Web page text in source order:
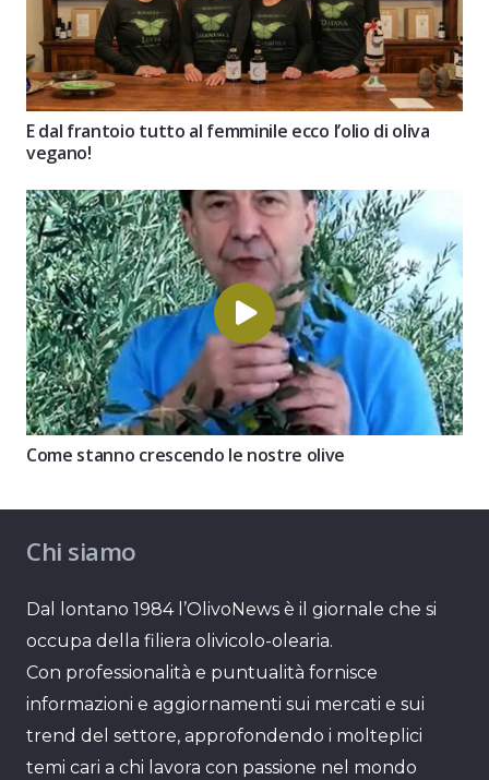
E dal frantoio tutto al femminile ecco l’olio di oliva
vegano!
Come stanno crescendo le nostre olive
Chi siamo
Dal lontano 1984 l’OlivoNews è il giornale che si
occupa della filiera olivicolo-olearia.
Con professionalità e puntualità fornisce
informazioni e aggiornamenti sui mercati e sui
trend del settore, approfondendo i molteplici
temi cari a chi lavora con passione nel mondo